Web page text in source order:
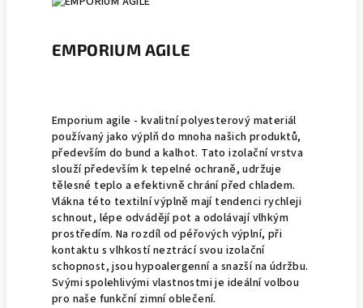
EMPORIUM AGILE
Emporium agile - kvalitní polyesterový materiál
používaný jako výplň do mnoha našich produktů,
především do bund a kalhot. Tato izolační vrstva
slouží především k tepelné ochraně, udržuje
tělesné teplo a efektivně chrání před chladem.
Vlákna této textilní výplně mají tendenci rychleji
schnout, lépe odvádějí pot a odolávají vlhkým
prostředím. Na rozdíl od péřových výplní, při
kontaktu s vlhkostí neztrácí svou izolační
schopnost, jsou hypoalergenní a snazší na údržbu.
Svými spolehlivými vlastnostmi je ideální volbou
pro naše funkční zimní oblečení.